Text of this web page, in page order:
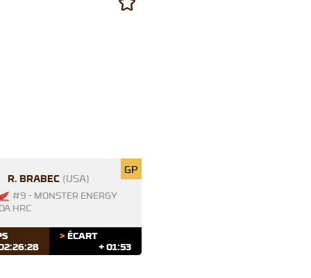
R. BRABEC (USA)
#9 - MONSTER ENERGY
HRC
GP
> ÉCART
+ 01:53